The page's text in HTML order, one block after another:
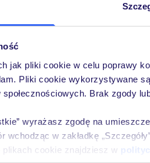
jak pliki cookie w celu poprawy
Pliki cookie wykorzystywane
Brak zgody
wyrażasz zgodę na
wchodząc w zakładkę
plikach cookie znajdziesz w
Pobierz
Szybkie
Kontakt z
E-MAIL*